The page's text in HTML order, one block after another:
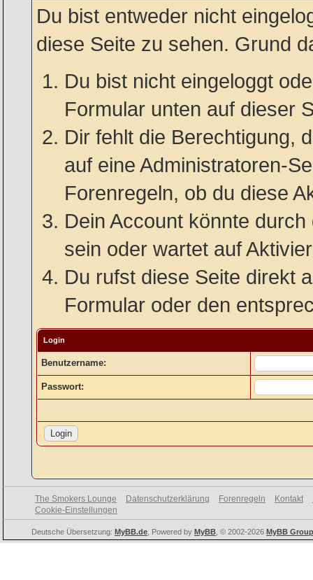
Du bist entweder nicht
diese Seite zu sehen. Grund
Du bist nicht eingeloggt
Formular unten auf dieser
Dir fehlt die Berechtigung,
auf eine Administratoren-
Forenregeln, ob du diese
Dein Account könnte
sein oder wartet auf
Du rufst diese Seite direkt
Formular oder den
Login
Benutzername:
Passwort:
The Smokers Lounge Datenschutzerklärung Forenregeln Kontakt
Cookie-Einstellungen
Deutsche Übersetzung: MyBB.de , Powered by MyBB , © 2002-2026 MyBB Group